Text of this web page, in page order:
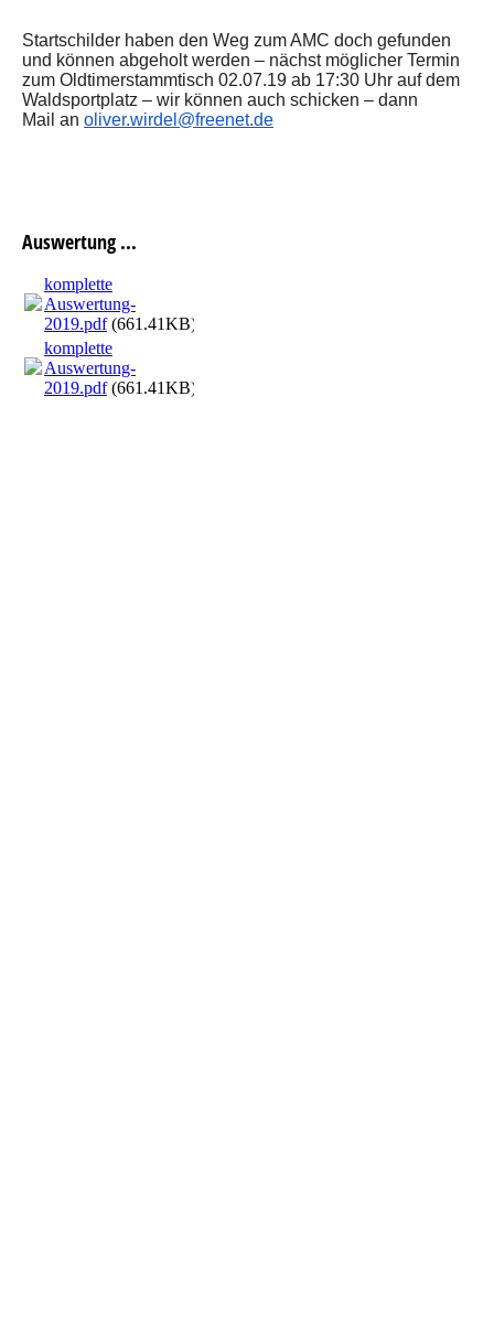
Startschilder haben den Weg zum AMC doch gefunden
und können abgeholt werden – nächst möglicher Termin
zum Oldtimerstammtisch 02.07.19 ab 17:30 Uhr auf dem
Waldsportplatz – wir können auch schicken – dann
Mail an oliver.wirdel@freenet.de
Auswertung ...
komplette
Auswertung-
2019.pdf(661.41KB)
komplette
Auswertung-
2019.pdf(661.41KB)